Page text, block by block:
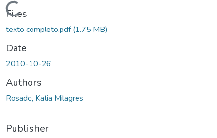
Files
texto completo.pdf(1.75 MB)
Date
2010-10-26
Authors
Rosado, Katia Milagres
Publisher